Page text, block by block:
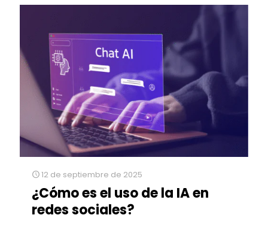
12 de septiembre de 2025
¿Cómo es el uso de la IA en
redes sociales?